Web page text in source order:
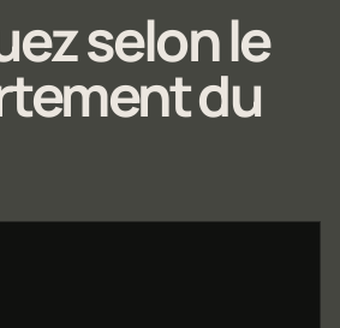
selon le
du